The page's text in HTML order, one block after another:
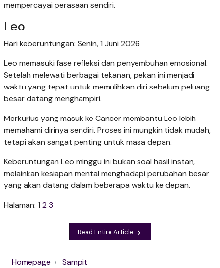
mempercayai perasaan sendiri.
Leo
Hari keberuntungan: Senin, 1 Juni 2026
Leo memasuki fase refleksi dan penyembuhan emosional.
Setelah melewati berbagai tekanan, pekan ini menjadi
waktu yang tepat untuk memulihkan diri sebelum peluang
besar datang menghampiri.
Merkurius yang masuk ke Cancer membantu Leo lebih
memahami dirinya sendiri. Proses ini mungkin tidak mudah,
tetapi akan sangat penting untuk masa depan.
Keberuntungan Leo minggu ini bukan soal hasil instan,
melainkan kesiapan mental menghadapi perubahan besar
yang akan datang dalam beberapa waktu ke depan.
Halaman: 1 23
Read Entire Article
Homepage
Sampit